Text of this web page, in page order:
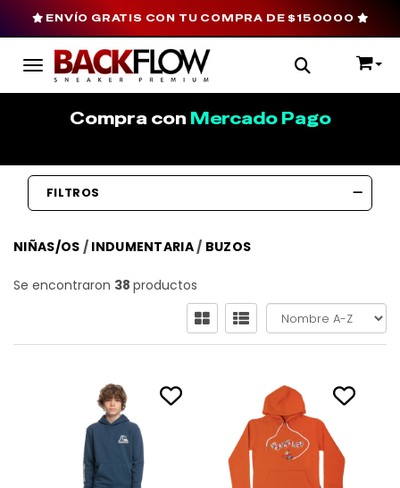
Toggle navigation
ENVÍO GRATIS CON TU COMPRA DE $150000
Compra con Mercado Pago
FILTROS
NIÑAS/OS / INDUMENTARIA/ BUZOS
Se encontraron 38 productos